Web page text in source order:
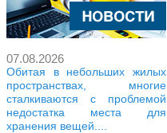
07.08.2026
Обитая в небольших жилых
пространствах, многие
сталкиваются с проблемой
недостатка места для
хранения вещей....